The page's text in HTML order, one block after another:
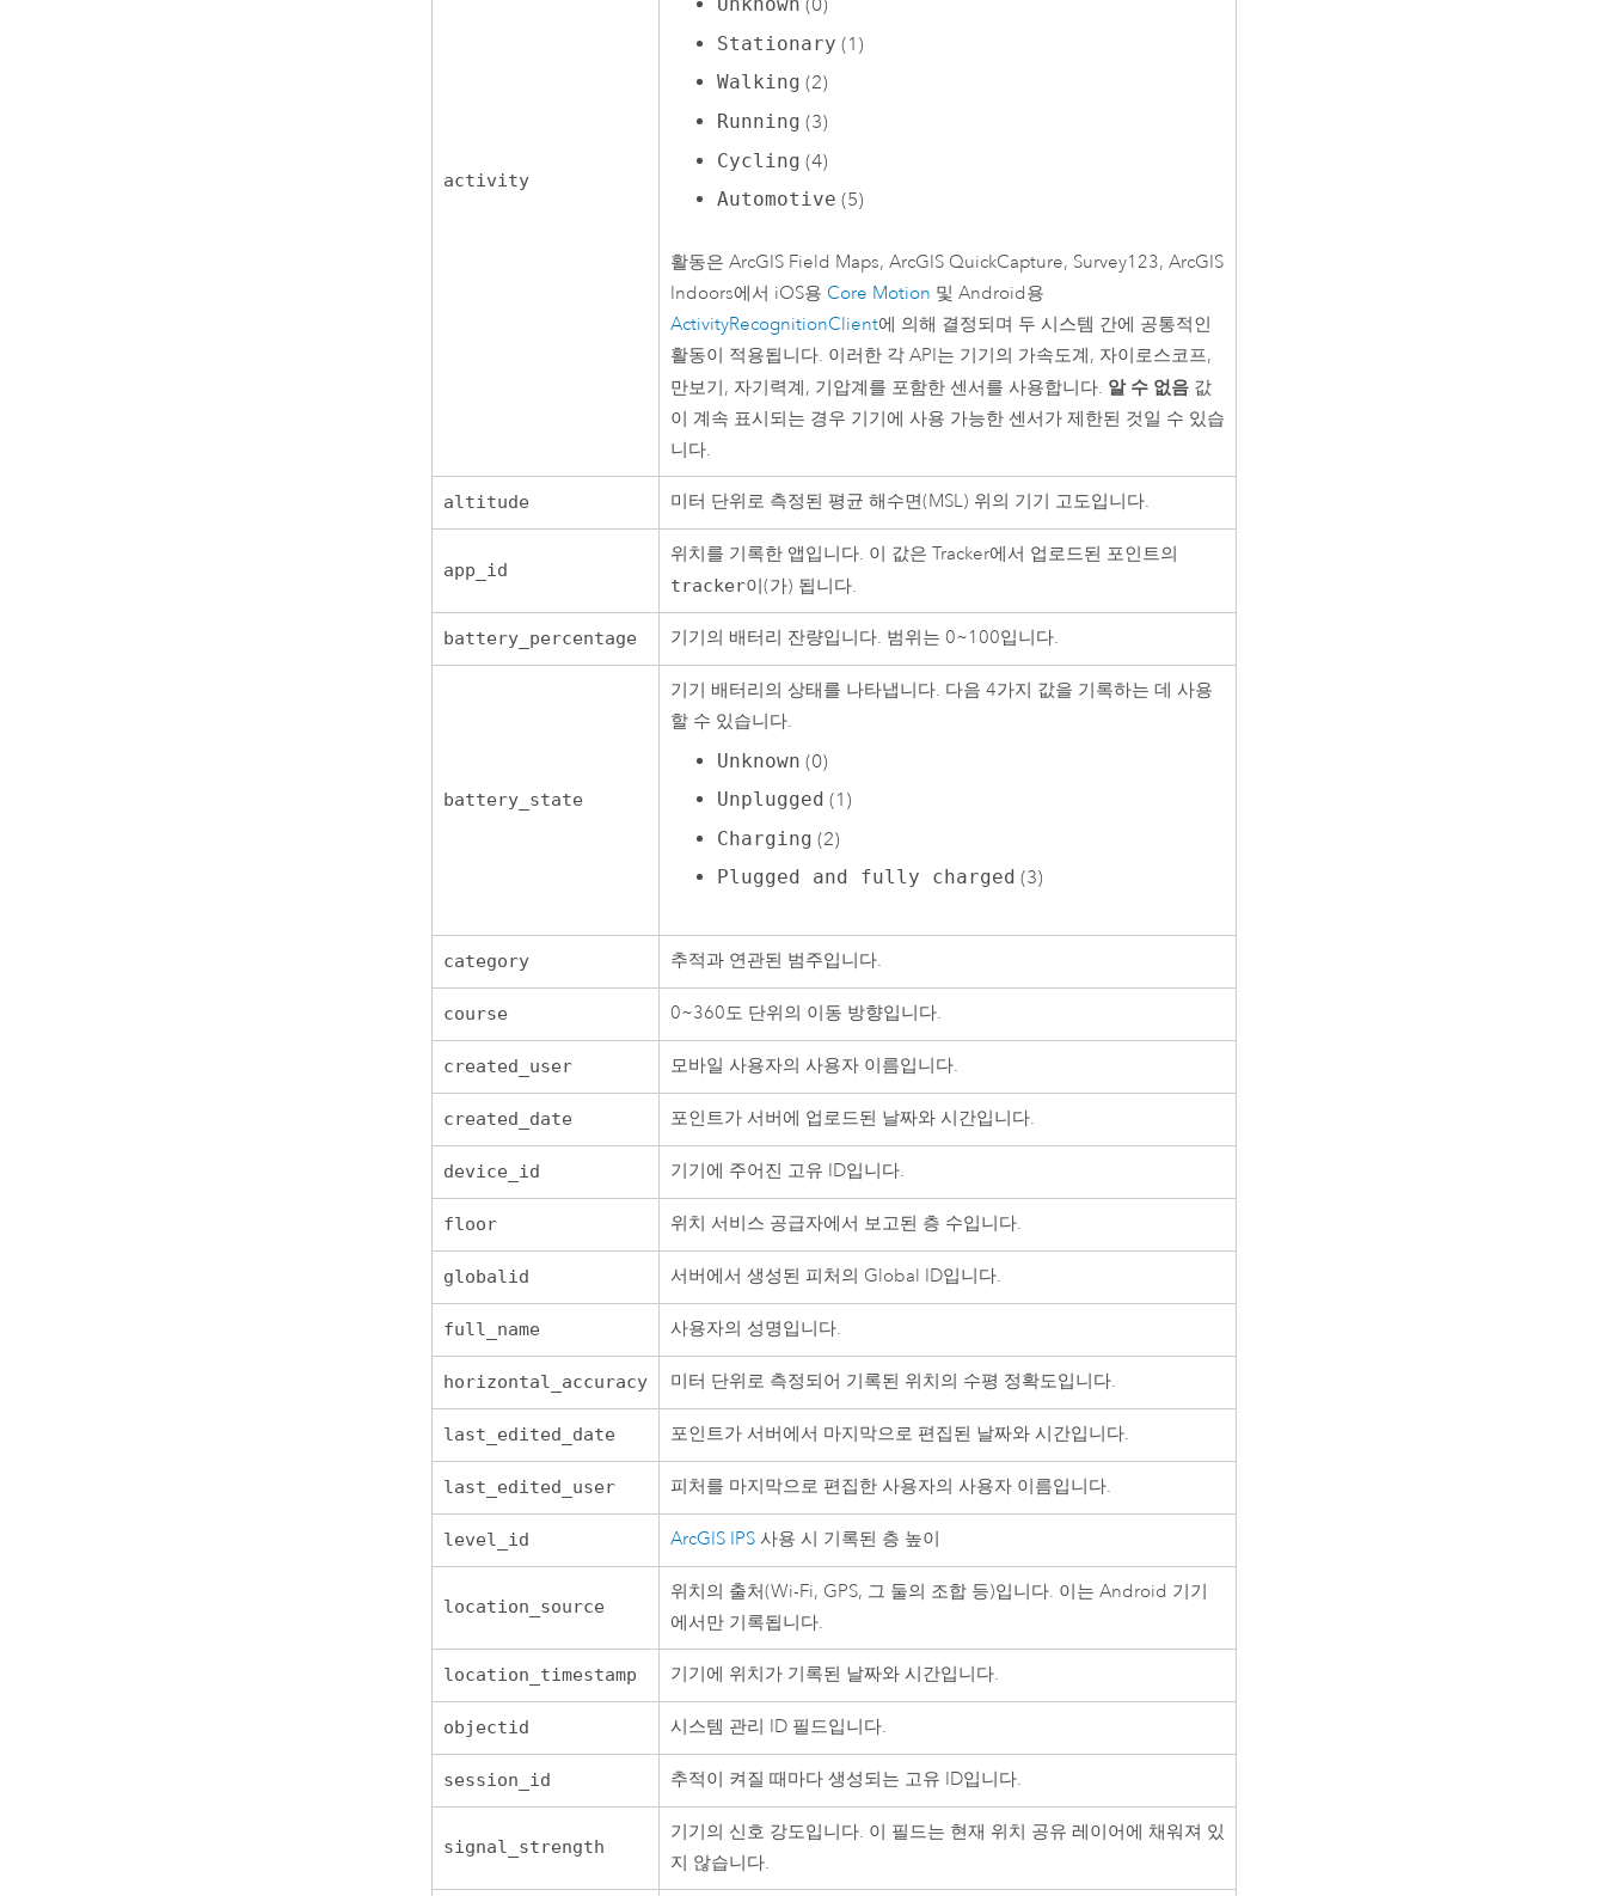
activity
(0)
Stationary (1)
Walking (2)
Running (3)
Cycling (4)
Automotive (5)
활동은ArcGIS Field Maps,ArcGIS QuickCapture, Survey123,ArcGIS
Indoors에서 iOS용 Core Motion 및Android용
ActivityRecognitionClient에 의해 결정되며 두 시스템 간에 공통적인
활동이 적용됩니다. 이러한 각 API는 기기의 가속도계, 자이로스코프,
만보기, 자기력계, 기압계를 포함한 센서를 사용합니다. 알 수 없음 값
이 계속 표시되는 경우 기기에 사용 가능한 센서가 제한된 것일 수 있습
니다.
altitude 미터 단위로 측정된 평균 해수면(MSL) 위의 기기 고도입니다.
app_id
위치를 기록한 앱입니다. 이 값은Tracker에서 업로드된 포인트의
tracker이(가) 됩니다.
battery_percentage 기기의 배터리 잔량입니다. 범위는 0~100입니다.
battery_state
기기 배터리의 상태를 나타냅니다. 다음 4가지 값을 기록하는 데 사용
할 수 있습니다.
Unknown (0)
Unplugged (1)
Charging (2)
Plugged and fully charged (3)
category 추적과 연관된 범주입니다.
course 0~360도 단위의 이동 방향입니다.
created_user 모바일 사용자의 사용자 이름입니다.
created_date 포인트가 서버에 업로드된 날짜와 시간입니다.
device_id 기기에 주어진 고유 ID입니다.
floor 위치 서비스 공급자에서 보고된 층 수입니다.
globalid 서버에서 생성된 피처의 Global ID입니다.
full_name 사용자의 성명입니다.
horizontal_accuracy 미터 단위로 측정되어 기록된 위치의 수평 정확도입니다.
last_edited_date 포인트가 서버에서 마지막으로 편집된 날짜와 시간입니다.
last_edited_user 피처를 마지막으로 편집한 사용자의 사용자 이름입니다.
level_id ArcGIS IPS 사용 시 기록된 층 높이
location_source
위치의 출처(Wi-Fi, GPS, 그 둘의 조합 등)입니다. 이는Android 기기
에서만 기록됩니다.
location_timestamp 기기에 위치가 기록된 날짜와 시간입니다.
objectid 시스템 관리 ID 필드입니다.
session_id 추적이 켜질 때마다 생성되는 고유 ID입니다.
signal_strength
기기의 신호 강도입니다. 이 필드는 현재 위치 공유 레이어에 채워져 있
지 않습니다.